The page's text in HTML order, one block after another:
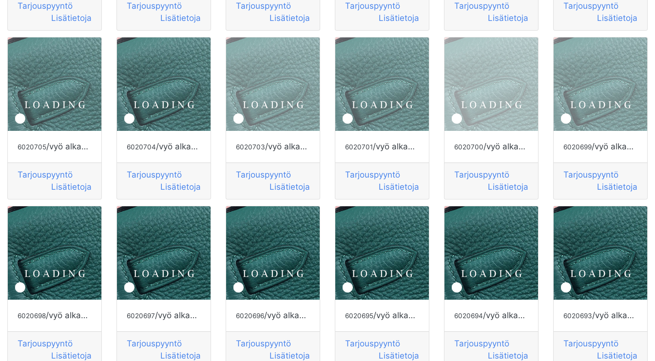
Tarjouspyyntö
Lisätietoja
Tarjouspyyntö
Lisätietoja
Tarjouspyyntö
Lisätietoja
Tarjouspyyntö
Lisätietoja
Tarjouspyyntö
Lisätietoja
Tarjouspyyntö
Lisätietoja
6020705/vyö alkaen HERMES
Tarjouspyyntö
Lisätietoja
6020704/vyö alkaen HERMES
Tarjouspyyntö
Lisätietoja
6020703/vyö alkaen HERMES
Tarjouspyyntö
Lisätietoja
6020701/vyö alkaen HERMES
Tarjouspyyntö
Lisätietoja
6020700/vyö alkaen HERMES
Tarjouspyyntö
Lisätietoja
6020699/vyö alkaen HERMES
Tarjouspyyntö
Lisätietoja
6020698/vyö alkaen HERMES
Tarjouspyyntö
Lisätietoja
6020697/vyö alkaen HERMES
Tarjouspyyntö
Lisätietoja
6020696/vyö alkaen HERMES
Tarjouspyyntö
Lisätietoja
6020695/vyö alkaen HERMES
Tarjouspyyntö
Lisätietoja
6020694/vyö alkaen HERMES
Tarjouspyyntö
Lisätietoja
6020693/vyö alkaen MUOTI YLELLISYYTTÄ
Tarjouspyyntö
Lisätietoja